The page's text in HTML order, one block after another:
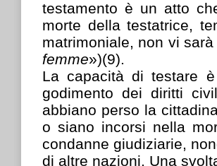
testamento è un atto
morte della testatrice,
matrimoniale, non vi
femme»)(9).
La capacità di testare
godimento dei diritti
abbiano perso la
o siano incorsi nella
condanne giudiziarie,
di altre nazioni. Una